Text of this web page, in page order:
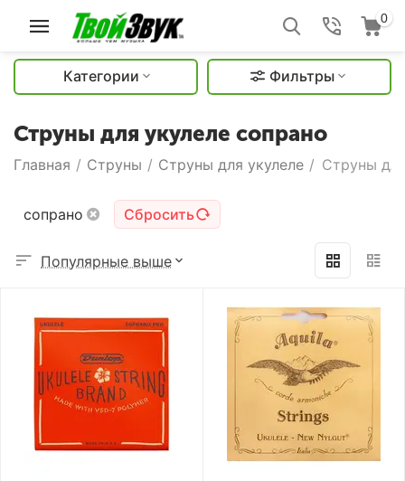
0
Категории Фильтры
Струны для укулеле сопрано
Главная / Струны / Струны для укулеле / Струны
сопрано Сбросить
Популярные выше